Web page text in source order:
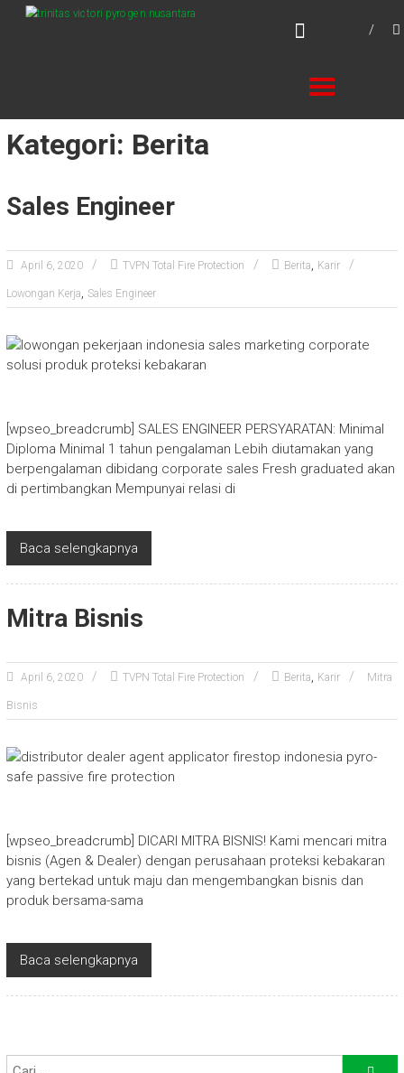
TVPN.ID
Kategori: Berita
Sales Engineer
April 6, 2020 TVPN Total Fire Protection Berita, Karir
Lowongan Kerja, Sales Engineer
[wpseo_breadcrumb] SALES ENGINEER PERSYARATAN: Minimal
Diploma Minimal 1 tahun pengalaman Lebih diutamakan yang
berpengalaman dibidang corporate sales Fresh graduated akan
di pertimbangkan Mempunyai relasi di
Baca selengkapnya
Mitra Bisnis
April 6, 2020 TVPN Total Fire Protection Berita, Karir Mitra
Bisnis
[wpseo_breadcrumb] DICARI MITRA BISNIS! Kami mencari mitra
bisnis (Agen & Dealer) dengan perusahaan proteksi kebakaran
yang bertekad untuk maju dan mengembangkan bisnis dan
produk bersama-sama
Baca selengkapnya